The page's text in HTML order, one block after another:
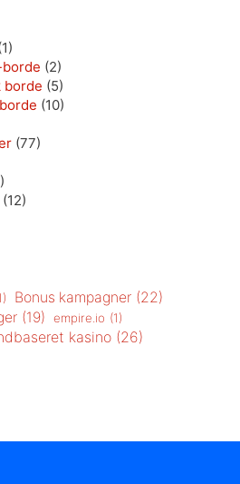
(2)
borde (5)
(10)
(77)
(12)
Bonus kampagner (22)
(19) empire.io (1)
kasino (26)